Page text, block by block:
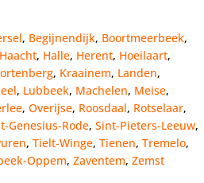
, Begijnendijk, Boortmeerbeek,
Haacht, Halle, Herent, Hoeilaart,
, Kraainem, Landen,
, Lubbeek, Machelen, Meise,
, Overijse, Roosdaal, Rotselaar,
Genesius-Rode, Sint-Pieters-Leeuw,
, Tielt-Winge, Tienen, Tremelo,
Oppem, Zaventem, Zemst